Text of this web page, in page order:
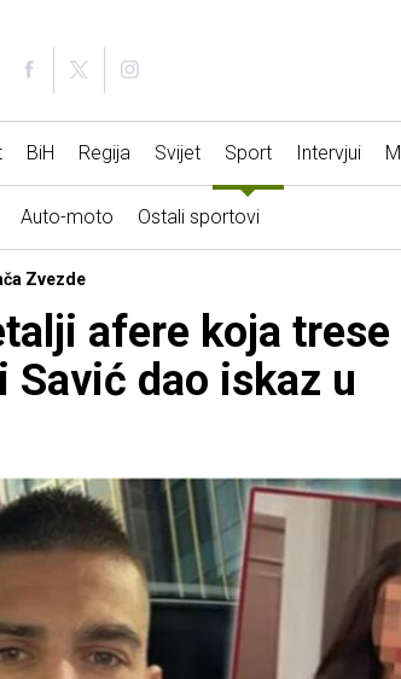
BiH Regija Svijet Sport Intervjui
Auto-moto Ostali sportovi
Zvezde
afere koja trese
Savić dao iskaz u